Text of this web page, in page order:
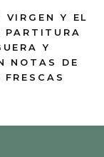
VIRGEN Y EL
PARTITURA
Y
NOTAS DE